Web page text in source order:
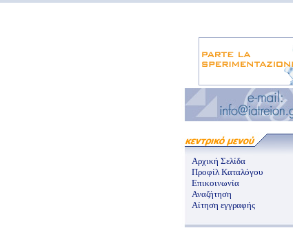
Αρχική Σελίδα
Προφίλ Καταλόγου
Επικοινωνία
Αναζήτηση
Αίτηση εγγραφής